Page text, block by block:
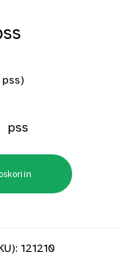
pss)
pss
121210